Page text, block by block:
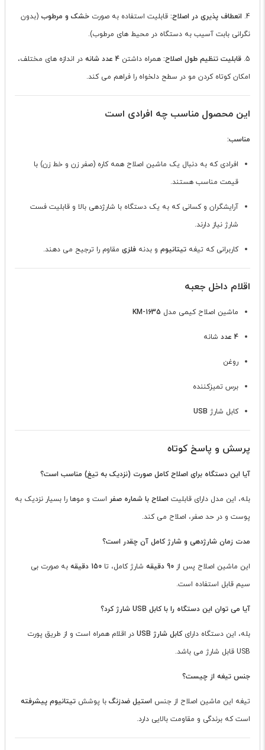
4. انعطاف پذیری در اصلاح: قابلیت استفاده به صورت خشک و مرطوب (بدون
نگرانی بابت آسیب به دستگاه در محیط های مرطوب).
5. قابلیت تنظیم طول اصلاح: همراه داشتن 4 عدد شانه
در اندازه های مختلف،
امکان کوتاه کردن مو در سطح دلخواه را فراهم می کند.
این محصول مناسب چه افرادی است
مناسب:
افرادی که به دنبال یک ماشین اصلاح همه کاره (صفر زن و خط زن) با
قیمت مناسب هستند.
آرایشگران و کسانی که به یک دستگاه با شارژدهی بالا و قابلیت فست
شارژ نیاز دارند.
کاربرانی که تیغه تیتانیوم و بدنه فلزی مقاوم را ترجیح می دهند.
اقلام داخل جعبه
ماشین اصلاح کیمی مدل KM-1635
4 عدد شانه
روغن
برس تمیزکننده
کابل شارژ USB
پرسش و پاسخ کوتاه
آیا این دستگاه برای اصلاح کامل صورت (نزدیک به تیغ) مناسب است؟
بله، این مدل دارای قابلیت اصلاح با شماره صفر است و موها را بسیار نزدیک به
پوست و در حد صفر، اصلاح می کند.
مدت زمان شارژدهی و شارژ کامل آن چقدر است؟
این ماشین اصلاح پس از 90 دقیقه شارژ کامل، تا 150 دقیقه
به صورت بی
سیم قابل استفاده است.
آیا می توان این دستگاه را با کابل USB شارژ کرد؟
بله، این دستگاه دارایکابل شارژ USB
در اقلام همراه است و از طریق پورت
USB قابل شارژ می باشد.
جنس تیغه از چیست؟
تیغه این ماشین اصلاح از جنس استیل ضدزنگ با پوشش تیتانیوم پیشرفته
است که برندگی و مقاومت بالایی دارد.